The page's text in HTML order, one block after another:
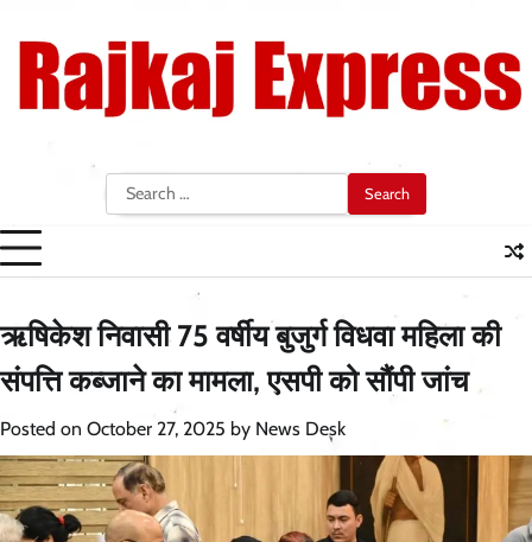
content
Search
for:
ऋषिकेश निवासी 75 वर्षीय बुजुर्ग विधवा महिला की
संपत्ति कब्जाने का मामला, एसपी को सौंपी जांच
Posted on October 27, 2025 by News Desk